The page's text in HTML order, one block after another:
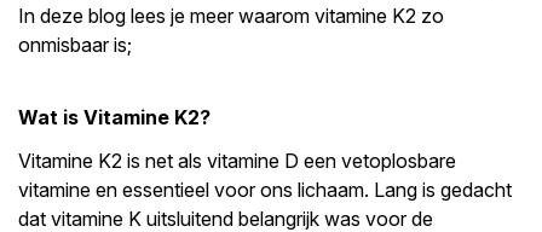
In deze blog lees je meer waarom vitamine K2 zo
onmisbaar is;
Wat is Vitamine K2?
Vitamine K2 is net als vitamine D een vetoplosbare
vitamine en essentieel voor ons lichaam. Lang is gedacht
dat vitamine K uitsluitend belangrijk was voor de